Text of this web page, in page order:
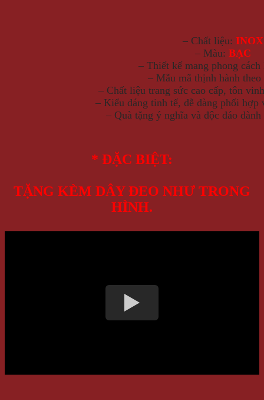
– Chất liệu: INOX
– Màu: BẠC
– Thiết kế mang phong cách
– Mẫu mã thịnh hành
– Chất liệu trang sức cao cấp, tôn
– Kiểu dáng tinh tế, dễ dàng phối hợp
– Quà tặng ý nghĩa và độc đáo
* ĐẶC BIỆT:
TẶNG KÈM DÂY ĐEO NHƯ TRONG
HÌNH.